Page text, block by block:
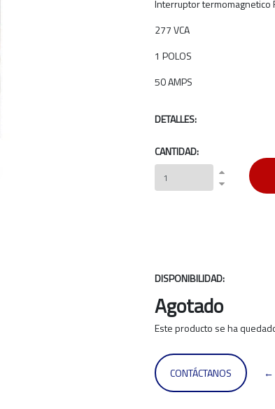
Interruptor termomagnetico
277 VCA
1 POLOS
50 AMPS
DETALLES:
CANTIDAD:
DISPONIBILIDAD:
Agotado
Este producto se ha
CONTÁCTANOS ←